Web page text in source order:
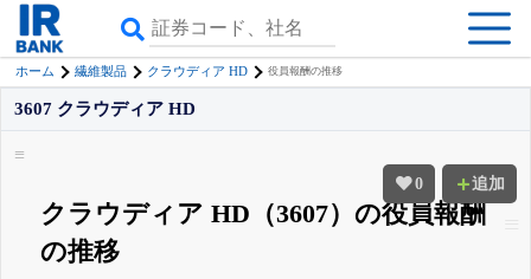
ホーム 繊維製品 クラウディア HD 役員報酬の推移
0 追加
3607 クラウディア HD
クラウディア HD（3607）の役員報酬
の推移